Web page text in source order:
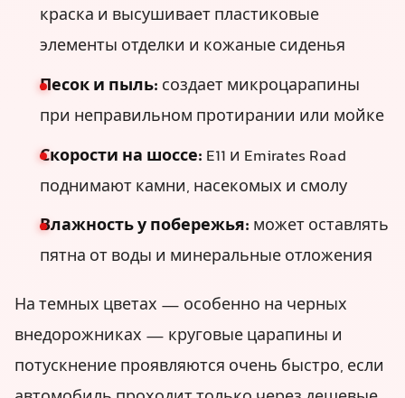
краска и высушивает пластиковые
элементы отделки и кожаные сиденья
Песок и пыль: создает микроцарапины
при неправильном протирании или мойке
Скорости на шоссе: E11 и Emirates Road
поднимают камни, насекомых и смолу
Влажность у побережья: может оставлять
пятна от воды и минеральные отложения
На темных цветах — особенно на черных
внедорожниках — круговые царапины и
потускнение проявляются очень быстро, если